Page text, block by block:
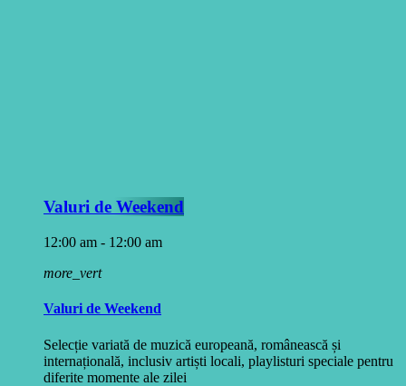
Valuri de Weekend
12:00 am - 12:00 am
more_vert
Valuri de Weekend
Selecție variată de muzică europeană, românească și
internațională, inclusiv artiști locali, playlisturi speciale pentru
diferite momente ale zilei